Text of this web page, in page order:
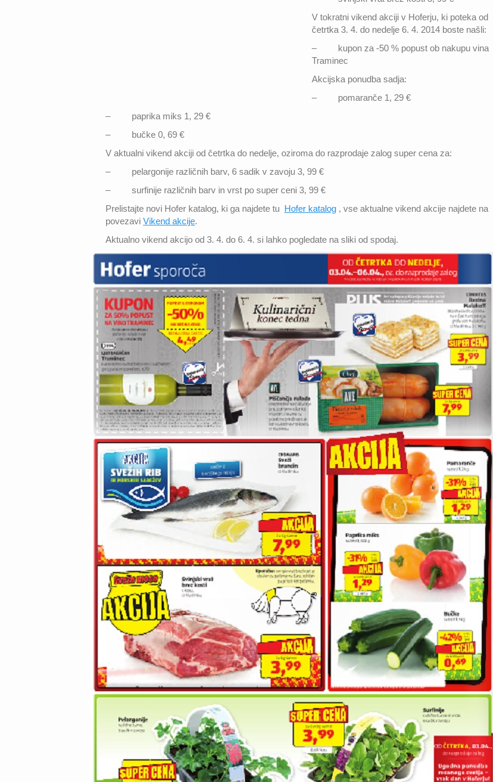
V tokratni vikend akciji v Hoferju, ki poteka od
četrtka 3. 4. do nedelje 6. 4. 2014 boste našli:
– kupon za -50 % popust ob nakupu vina
Traminec
Akcijska ponudba sadja:
– pomaranče 1, 29 €
– paprika miks 1, 29 €
– bučke 0, 69 €
V aktualni vikend akciji od četrtka do nedelje, oziroma do razprodaje zalog super cena za:
– pelargonije različnih barv, 6 sadik v zavoju 3, 99 €
– surfinije različnih barv in vrst po super ceni 3, 99 €
Prelistajte novi Hofer katalog, ki ga najdete tu Hofer katalog , vse aktualne vikend akcije najdete na
povezavi Vikend akcije.
Aktualno vikend akcijo od 3. 4. do 6. 4. si lahko pogledate na sliki od spodaj.